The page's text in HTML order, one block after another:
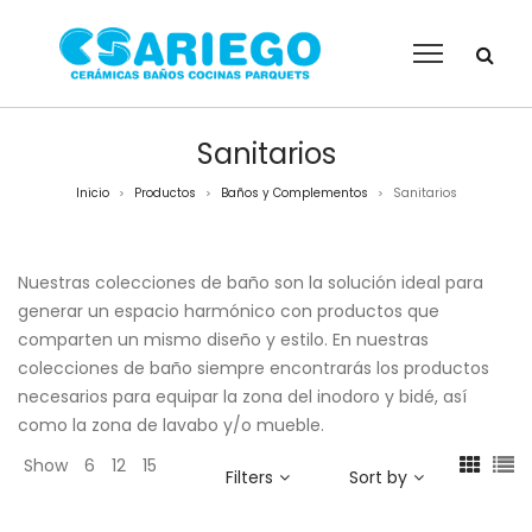
Sanitarios
Inicio > Productos > Baños y Complementos > Sanitarios
Nuestras colecciones de baño son la solución ideal para
generar un espacio harmónico con productos que
comparten un mismo diseño y estilo. En nuestras
colecciones de baño siempre encontrarás los productos
necesarios para equipar la zona del inodoro y bidé, así
como la zona de lavabo y/o mueble.
Show
6 12 15 Filters Sort by